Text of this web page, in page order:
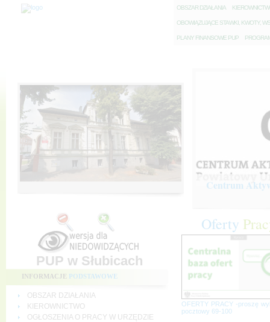
OBSZAR DZIAŁANIA K
OBOWIĄZUJĄCE STAWKI, KWOTY,
PLANY FINANSOWE PUP P
Centrum
PUP w Słubicach
INFORMACJE PODSTAWOWE
OBSZAR DZIAŁANIA
KIEROWNICTWO
OGŁOSZENIA O PRACY W URZĘDZIE
Oferty
OFERTY PRACY -proszę
pocztowy 69-100